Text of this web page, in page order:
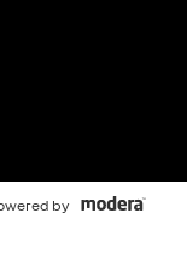
by